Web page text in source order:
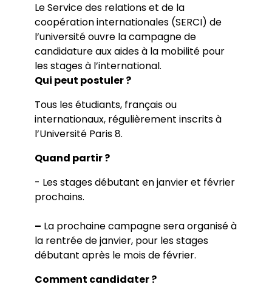
Le Service des relations et de la
coopération internationales (SERCI) de
l’université ouvre la campagne de
candidature aux aides à la mobilité pour
les stages à l’international.
Qui peut postuler ?
Tous les étudiants, français ou
internationaux, régulièrement inscrits à
l’Université Paris 8.
Quand partir ?
- Les stages débutant en janvier et février
prochains.
– La prochaine campagne sera organisé à
la rentrée de janvier, pour les stages
débutant après le mois de février.
Comment candidater ?